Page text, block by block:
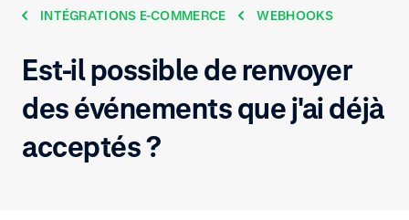
INTÉGRATIONS E-COMMERCE
WEBHOOKS
Est-il possible de renvoyer
des événements que j'ai déjà
acceptés ?